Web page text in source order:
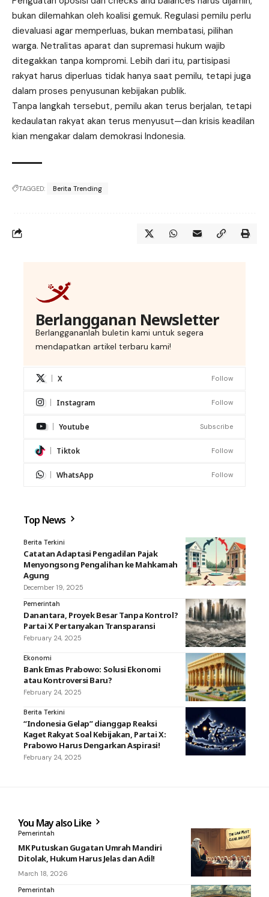
bukan dilemahkan oleh koalisi gemuk. Regulasi pemilu perlu
dievaluasi agar memperluas, bukan membatasi, pilihan
warga. Netralitas aparat dan supremasi hukum wajib
ditegakkan tanpa kompromi. Lebih dari itu, partisipasi
rakyat harus diperluas tidak hanya saat pemilu, tetapi juga
dalam proses penyusunan kebijakan publik.
Tanpa langkah tersebut, pemilu akan terus berjalan, tetapi
kedaulatan rakyat akan terus menyusut—dan krisis keadilan
kian mengakar dalam demokrasi Indonesia.
TAGGED: Berita Trending
Berlangganan Newsletter
Berlanggananlah buletin kami untuk segera
mendapatkan artikel terbaru kami!
X Follow
Instagram Follow
Youtube Subscribe
Tiktok Follow
WhatsApp Follow
Top News
Berita Terkini
Catatan Adaptasi Pengadilan Pajak
Menyongsong Pengalihan ke Mahkamah
Agung
December 19, 2025
Pemerintah
Danantara, Proyek Besar Tanpa Kontrol?
Partai X Pertanyakan Transparansi
February 24, 2025
Ekonomi
Bank Emas Prabowo: Solusi Ekonomi
atau Kontroversi Baru?
February 24, 2025
Berita Terkini
“Indonesia Gelap” dianggap Reaksi
Kaget Rakyat Soal Kebijakan, Partai X:
Prabowo Harus Dengarkan Aspirasi!
February 24, 2025
You May also Like
Pemerintah
MK Putuskan Gugatan Umrah Mandiri
Ditolak, Hukum Harus Jelas dan Adil!
March 18, 2026
Pemerintah